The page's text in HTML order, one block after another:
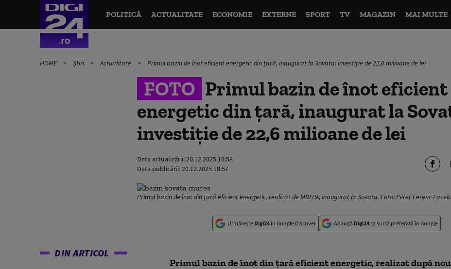
POLITICĂ ACTUALITATE ECONOMIE EXTERNE SPORT TV MAGAZIN MAI MULTE
HOME Știri Actualitate Primul bazin de înot eficient energetic din țară, inaugurat la Sovata: investiție de 22,6 milioane de lei
FOTO Primul bazin de înot eficient
energetic din țară, inaugurat la
investiție de 22,6 milioane de lei
Data actualizării:20.12.2025 18:58
Data publicării:20.12.2025 18:57
Primul bazin de înot din ţară eficient energetic, realizat de MDLPA, inaugurat la Sovata. Foto: Péter Ferenc
Urmărește Digi24în Google Discover Adaugă Digi24ca sursă preferată în Google
DIN ARTICOL
Primul bazin deînot dinţară eficient energetic, realizat după